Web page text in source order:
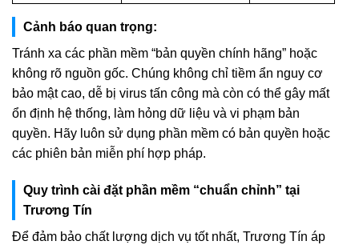
Cảnh báo quan trọng:
Tránh xa các phần mềm “bản quyền chính hãng” hoặc
không rõ nguồn gốc. Chúng không chỉ tiềm ẩn nguy cơ
bảo mật cao, dễ bị virus tấn công mà còn có thể gây mất
ổn định hệ thống, làm hỏng dữ liệu và vi phạm bản
quyền. Hãy luôn sử dụng phần mềm có bản quyền hoặc
các phiên bản miễn phí hợp pháp.
Quy trình cài đặt phần mềm “chuẩn chỉnh” tại
Trương Tín
Để đảm bảo chất lượng dịch vụ tốt nhất, Trương Tín áp